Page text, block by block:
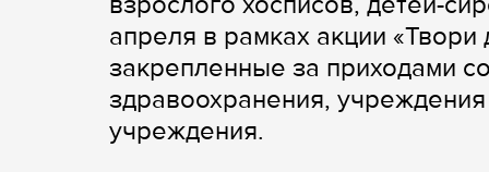
апреля в рамках акции
закрепленные за приходами
здравоохранения,
учреждения.